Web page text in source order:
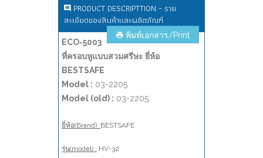
PRODUCT DESCRIPTTION - ราย
ละเอียดของสินค้าและผลิตภัณฑ์
พิมพ์เอกสาร/Print
ECO-5003
ที่ครอบหูแบบสวมศรีษะ ยี่ห้อ
BESTSAFE
Model : 03-2205
Model (old) : 03-2205.
ยี่ห้อ(Brand) :BESTSAFE
รุ่น(model) : HV-32